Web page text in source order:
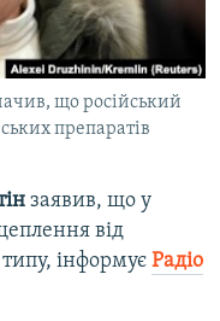
що російський
препаратів
заявив, що у
від
типу, інформує Радіо